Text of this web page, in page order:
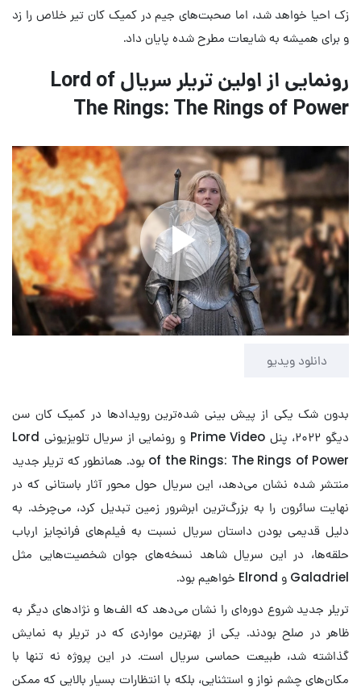
زک احیا خواهد شد، اما صحبت‌های جیم در کمیک کان تیر خلاص را زد
و برای همیشه به شایعات مطرح شده پایان داد.
رونمایی از اولین تریلر سریال Lord of
The Rings: The Rings of Power
Play
دانلود ویدیو
بدون شک یکی از پیش بینی شده‌ترین رویدادها در کمیک کان سن
دیگو ۲۰۲۲، پنل Prime Video و رونمایی از سریال تلویزیونی Lord
of the Rings: The Rings of Power بود. همانطور که تریلر جدید
منتشر شده نشان می‌دهد، این سریال حول محور آثار باستانی که در
نهایت سائرون را به بزرگ‌ترین ابرشرور زمین تبدیل کرد، می‌چرخد. به
دلیل قدیمی بودن داستان سریال نسبت به فیلم‌های فرانچایز ارباب
حلقه‌ها، در این سریال شاهد نسخه‌های جوان شخصیت‌هایی مثل
Galadriel و Elrond خواهیم بود.
تریلر جدید شروع دوره‌ای را نشان می‌دهد که الف‌ها و نژادهای دیگر به
ظاهر در صلح بودند. یکی از بهترین مواردی که در تریلر به نمایش
گذاشته شد، طبیعت حماسی سریال است. در این پروژه نه تنها با
مکان‌های چشم نواز و استثنایی، بلکه با انتظارات بسیار بالایی که ممکن